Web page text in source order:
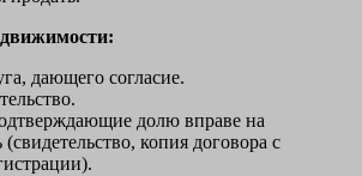
дающего согласие.
долю вправе на
копия договора с